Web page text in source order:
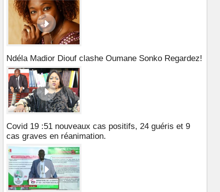
Ndéla Madior Diouf clashe Oumane Sonko Regardez!
Covid 19 :51 nouveaux cas positifs, 24 guéris et 9
cas graves en réanimation.